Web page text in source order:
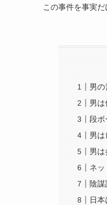
この事件を事実だ
男の
男は
段ボ
男は
男は
ネッ
陰
日